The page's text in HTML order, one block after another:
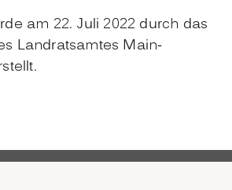
am 22. Juli 2022 durch das
Landratsamtes Main-